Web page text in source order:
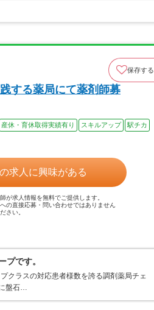
保存する
する薬局にて薬剤師募
産休・育休取得実績有り スキルアップ
駅チカ
求人に興味がある
が求人情報を無料でご提供します。
の直接応募・問い合わせではありません
さい。
プです。
クラスの対応患者様数を誇る調剤薬局チェ
盤石…